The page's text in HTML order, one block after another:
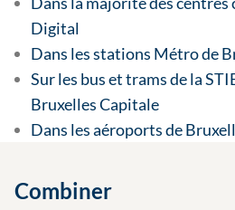
Digital
Dans les stations Métro de
Sur les bus et trams de la
Bruxelles Capitale
Dans les aéroports de
Combiner